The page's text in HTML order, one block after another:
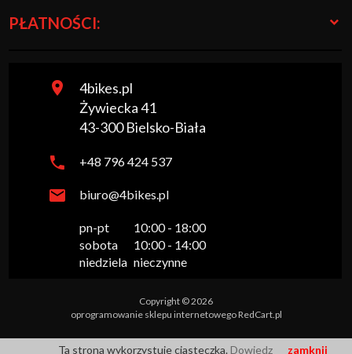
PŁATNOŚCI:
4bikes.pl
Żywiecka 41
43-300 Bielsko-Biała
+48 796 424 537
biuro@4bikes.pl
pn-pt
sobota
niedziela
10:00 - 18:00
10:00 - 14:00
nieczynne
Copyright © 2026
oprogramowanie sklepu internetowegoRedCart.pl
Ta strona wykorzystuje ciasteczka. Dowiedz zamknij